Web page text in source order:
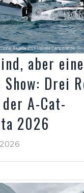
aber eine
Drei
A-Cat-
2026